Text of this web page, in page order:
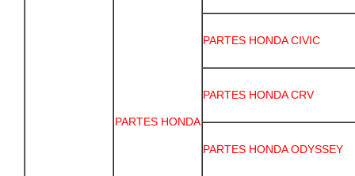
PARTES HONDA
PARTES HONDA CIVIC
PARTES HONDA CRV
PARTES HONDA ODYSSEY